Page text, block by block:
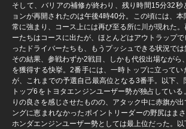
そして、バリアの補修が終わり、残り時間15分32秒
ョンが再開されたのは午後4時40分。この頃には、
常に強まり、コース上には再び至る所に川が現れた
ーたちはコースに出たが、ほとんどはアウトラップ
ったドライバーたちも、もうプッシュできる状況では
その結果、参戦わずか2戦目、しかも代役出場ながら
を獲得する快挙。2番手には、一時トップに立ってい
が、これまでの予選自己最高位となる3番手。以下、
トップ6をトヨタエンジンユーザー勢が独占してい
りの良さを感じさせたものの、アタック中に赤旗が出
ングに恵まれなかったポイントリーダーの野尻はま
ホンダエンジンユーザー勢としては最上位だった。